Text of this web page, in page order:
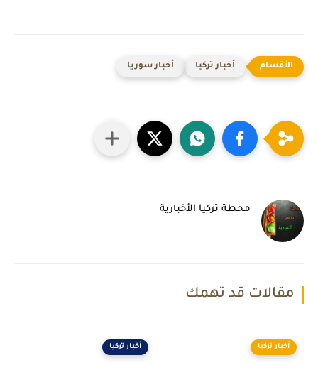
أخبار تركيا أخبار سوريا
محطة تركيا الأخبارية
مقالات قد تهمك
أخبار تركيا أخبار تركيا